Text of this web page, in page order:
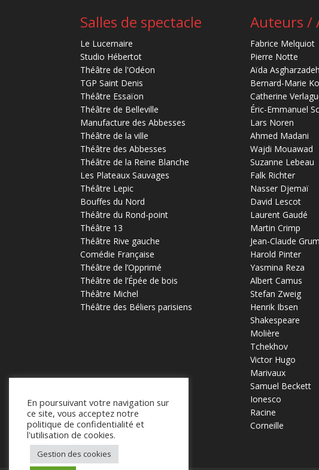
Salles de spectacle
Le Lucernaire
Studio Hébertot
Théâtre de l'Odéon
TGP Saint Denis
Théâtre Essaïon
Théâtre de Belleville
Manufacture des Abbesses
Théâtre de la ville
Théâtre des Abbesses
Théâtre de la Reine Blanche
Les Plateaux Sauvages
Théâtre Lepic
Bouffes du Nord
Théâtre du Rond-point
Théâtre 13
Théâtre Rive gauche
Comédie Française
Théâtre de l’Opprimé
Théâtre de l’Épée de bois
Théâtre Michel
Théâtre des Béliers parisiens
Auteurs /
Fabrice Melquiot
Pierre Notte
Aïda Asgharzadeh
Bernard-Marie
Catherine
Éric-Emmanuel
Lars Noren
Ahmed Madani
Wajdi Mouawad
Suzanne Lebeau
Falk Richter
Nasser Djemaï
David Lescot
Laurent Gaudé
Martin Crimp
Jean-Claude
Harold Pinter
Yasmina Reza
Albert Camus
Stefan Zweig
Henrik Ibsen
Shakespeare
Molière
Tchekhov
Victor Hugo
Marivaux
Samuel Beckett
Ionesco
Racine
Corneille
En poursuivant votre navigation sur
ce site, vous acceptez notre
politique de confidentialité et
l'utilisation de cookies.
Gestion des cookies